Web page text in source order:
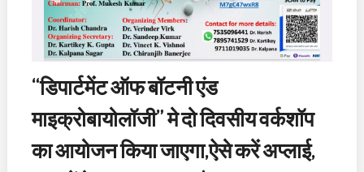
“डिपार्टमेंट ऑफ बॉटनी एंड
माइक्रोबायोलॉजी” मे दो दिवसीय वर्कशॉप
का आयोजन किया जाएगा,ऐसे करें अप्लाई,